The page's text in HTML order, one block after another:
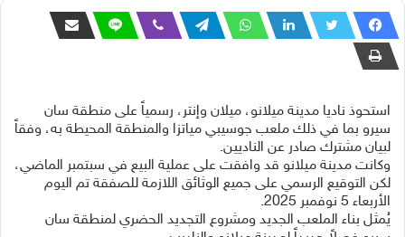
استحوذ ناديا مدينة ميلانو، ميلان وإنتر، رسمياً على منطقة سان
سيرو بما في ذلك ملعب جوسيبي مياتزا والمنطقة المحيطة به، وفقاً
لبيان مشترك صادر عن الناديين.
‎وكانت مدينة ميلانو قد وافقت على عملية البيع في سبتمبر الماضي،
لكن التوقيع الرسمي على جميع الوثائق اللازمة للصفقة تم اليوم
الأربعاء 5 نوفمبر 2025.
‎يُمثل بناء الملعب الجديد ومشروع التجديد الحضري لمنطقة سان